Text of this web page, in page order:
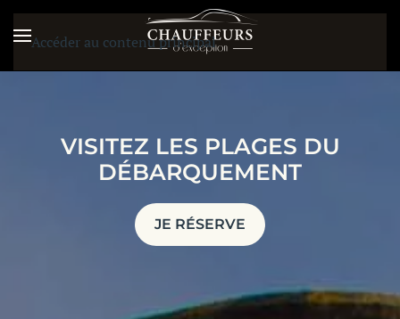
Accéder au contenu principal
VISITEZ LES PLAGES DU
DÉBARQUEMENT
JE RÉSERVE